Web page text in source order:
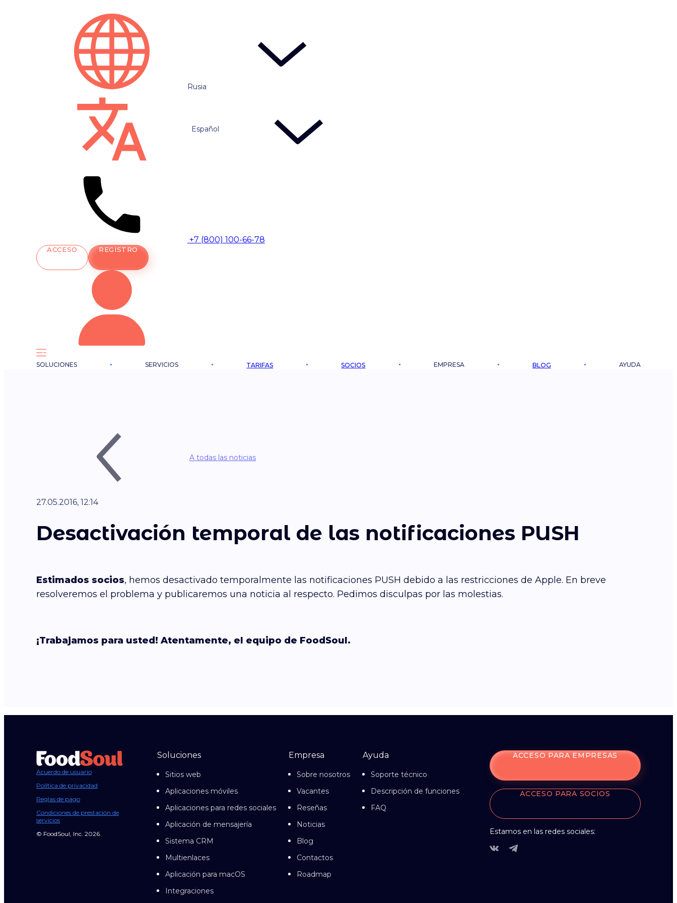
Rusia
Español
+7 (800) 100-66-78
ACCESO REGISTRO
SOLUCIONES SERVICIOS TARIFAS SOCIOS EMPRESA BLOG AYUDA
A todas las noticias
27.05.2016, 12:14
Desactivación temporal de las notificaciones PUSH
Estimados socios, hemos desactivado temporalmente las notificaciones PUSH debido a las restricciones de Apple. En breve
resolveremos el problema y publicaremos una noticia al respecto. Pedimos disculpas por las molestias.
¡Trabajamos para usted! Atentamente, el equipo de FoodSoul.
Acuerdo de usuario
Política de privacidad
Reglas de pago
Condiciones de prestación de
servicios
© FoodSoul, Inc. 2026.
Soluciones
Sitios web
Aplicaciones móviles
Aplicaciones para redes sociales
Aplicación de mensajería
Sistema CRM
Multienlaces
Aplicación para macOS
Integraciones
Empresa
Sobre nosotros
Vacantes
Reseñas
Noticias
Blog
Contactos
Roadmap
Ayuda
Soporte técnico
Descripción de funciones
FAQ
ACCESO PARA EMPRESAS
ACCESO PARA SOCIOS
Estamos en las redes sociales: